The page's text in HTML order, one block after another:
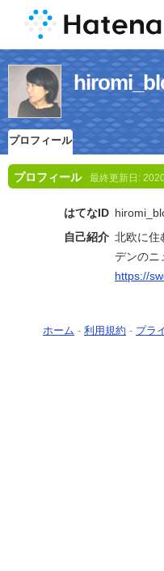
プロフィール
プロフィール 最終更新日:
はてなID
自己紹介 北欧に住
デンのニ
https://
ホーム - 利用規約 - プラ